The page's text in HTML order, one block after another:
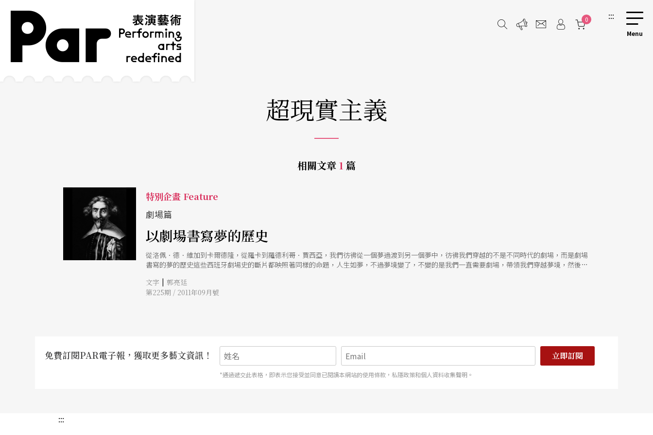
跳到主要內容區塊
網站導覽
0 :::
超現實主義
相關文章 1 篇
特別企畫 Feature
劇場篇
以劇場書寫夢的歷史
從洛佩．德．維加到卡爾德隆，從羅卡到羅德利哥．賈西亞，我們彷彿從一個夢過渡到另一個夢中，彷彿我們穿越的不是不同時代的劇場，而是劇場
書寫的夢的歷史這些西班牙劇場史的斷片都映照著同樣的命題，人生如夢，不過夢境變了，不變的是我們一直需要劇場，帶領我們穿越夢境，然後返
文字 | 郭亮廷
第225期 / 2011年09月號
免費訂閱PAR電子報，獲取更多藝文資訊！ 立即訂閱
*通過遞交此表格，即表示您接受並同意已閱讀本網站的使用條款，私隱政策和個人資料收集聲明。
:::